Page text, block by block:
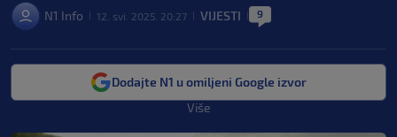
N1 Info 12. svi. 2025. 20:27 VIJESTI 9
Dodajte N1 u omiljeni Google izvor
Više